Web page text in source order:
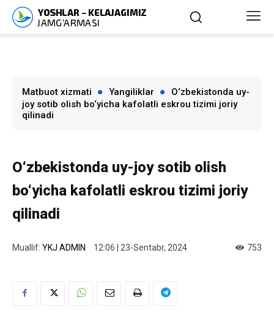
Matbuot xizmati Yangiliklar
O‘zbekistonda uy-
joy sotib olish bo‘yicha kafolatli eskrou tizimi joriy
qilinadi
O‘zbekistonda uy-joy sotib olish
bo‘yicha kafolatli eskrou tizimi joriy
qilinadi
Muallif: YKJ ADMIN 12:06 | 23-Sentabr, 2024 753